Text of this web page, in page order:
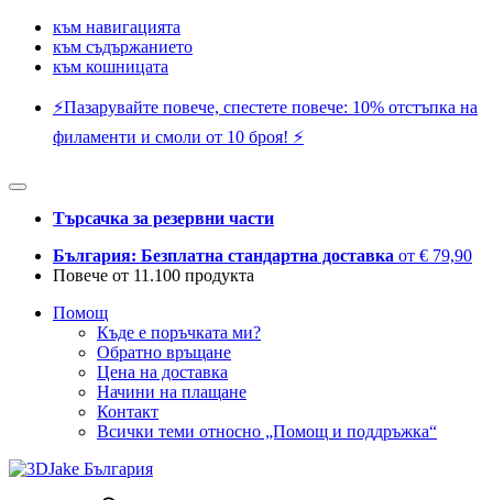
към навигацията
към съдържанието
към кошницата
⚡️Пазарувайте повече, спестете повече: 10% отстъпка на
филаменти и смоли от 10 броя! ⚡️
Търсачка за резервни части
България: Безплатна стандартна доставка от € 79,90
Повече от 11.100 продукта
Помощ
Къде е поръчката ми?
Обратно връщане
Цена на доставка
Начини на плащане
Контакт
Всички теми относно „Помощ и поддръжка“